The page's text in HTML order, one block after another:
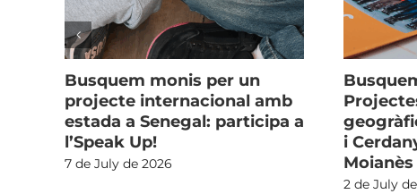
Busquem monis per un
projecte internacional amb
estada a Senegal: participa a
l’Speak Up!
7 de July de 2026
i
Moianès
2 de July